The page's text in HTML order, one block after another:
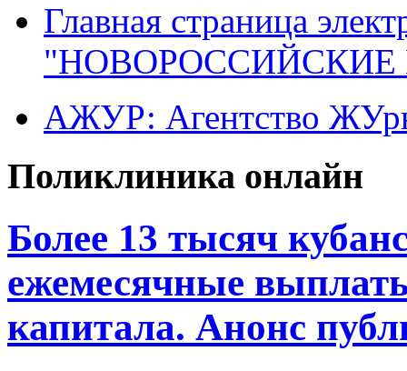
Главная страница
"НОВОРОССИЙСКИЕ
АЖУР: Агентство
Поликлиника онлайн
Более 13 тысяч
ежемесячные
капитала. Анонс